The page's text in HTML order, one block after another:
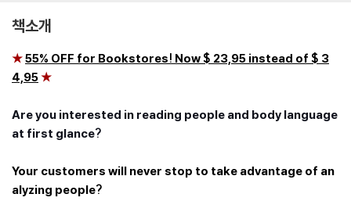
책소개
★55% OFF for Bookstores! Now $ 23,95 instead of $ 3
4,95★
Are you interested in reading people and body language
at first glance?
Your customers will never stop to take advantage of an
alyzing people?